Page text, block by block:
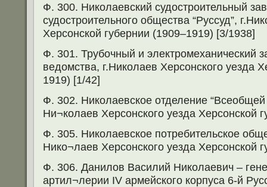
Ф. 300. Николаевский судостроительный
судостроительного общества “Руссуд”,
Херсонской губернии (1909–1919) [3/1938]
Ф. 301. Трубочный и электромеханический
ведомства, г.Николаев Херсонского уезда
1919) [1/42]
Ф. 302. Николаевское отделение “Всеобщей
Ни¬колаев Херсонского уезда Херсонской
Ф. 305. Николаевское потребительское
Нико¬лаев Херсонского уезда Херсонской
Ф. 306. Данилов Василий Николаевич –
артил¬лерии IV армейского корпуса 6-й